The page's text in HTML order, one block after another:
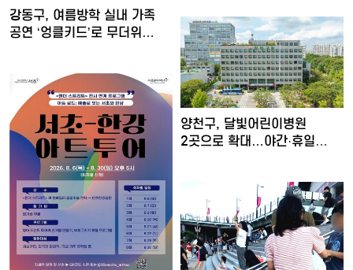
강동구, 여름방학 실내 가족
공연 ‘엉클키드’로 무더위…
양천구, 달빛어린이병원
2곳으로 확대…야간·휴일